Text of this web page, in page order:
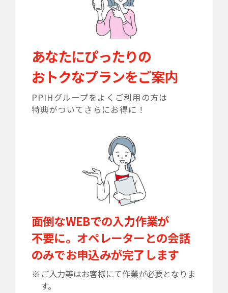
あなたにぴったりの
おトクなプランをご案内
PPIHグループをよくご利用の方は
特典がついてさらにお得に！
面倒なWEBでの入力作業が
不要に。オペレーターとの会話
のみでお申込みが完了します
※ ご入力等はお客様にて作業が必要となりま
す。